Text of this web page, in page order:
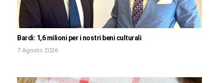
Bardi: 1,6 milioni per i nostri beni culturali
7 Agosto 2026